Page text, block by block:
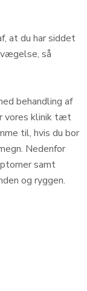
at du har siddet
så
behandling af
vores klinik tæt
til, hvis du bor
Nedenfor
samt
og ryggen.